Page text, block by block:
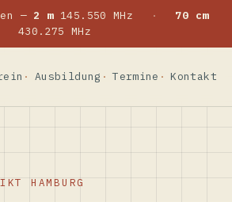
— 2 m145.550 MHz ·
70 cm
430.275 MHz
Ausbildung Termine Kontakt
HAMBURG